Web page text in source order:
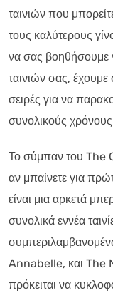
ταινιών που
τους καλύτερους
να σας βοηθήσουμε
ταινιών σας, έχουμε
σειρές για να
συνολικούς χρόνους
Το σύμπαν του The
αν μπαίνετε για
είναι μια αρκετά
συνολικά εννέα
Annabelle, και The
πρόκειται να